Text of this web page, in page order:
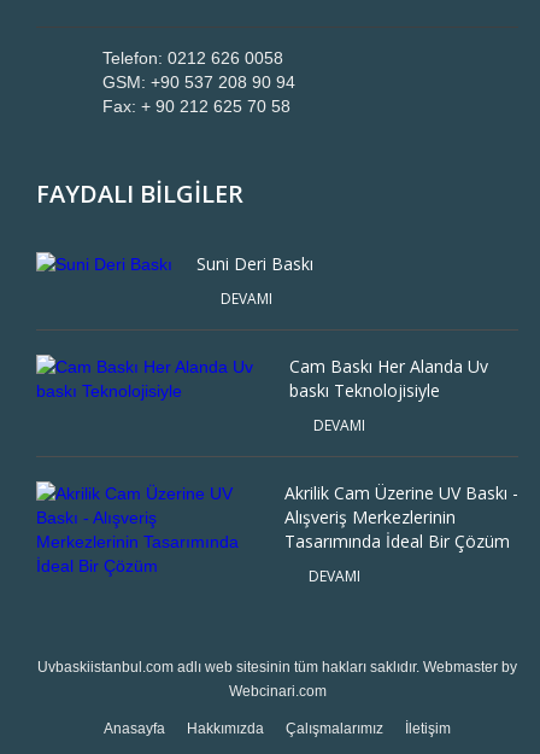
Telefon: 0212 626 0058
GSM: +90 537 208 90 94
Fax: + 90 212 625 70 58
FAYDALI BİLGİLER
Suni Deri Baskı
DEVAMI
Cam Baskı Her Alanda Uv
baskı Teknolojisiyle
DEVAMI
Akrilik Cam Üzerine UV Baskı -
Alışveriş Merkezlerinin
Tasarımında İdeal Bir Çözüm
DEVAMI
Uvbaskiistanbul.com adlı web sitesinin tüm hakları saklıdır. Webmaster by
Webcinari.com
Anasayfa Hakkımızda Çalışmalarımız İletişim